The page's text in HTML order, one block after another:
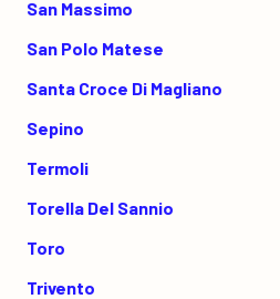
San Massimo
San Polo Matese
Santa Croce Di Magliano
Sepino
Termoli
Torella Del Sannio
Toro
Trivento